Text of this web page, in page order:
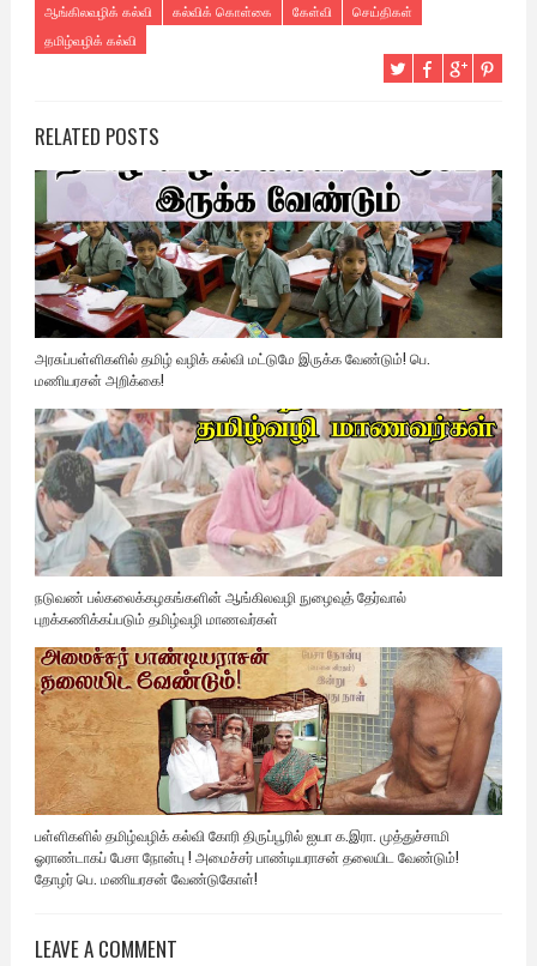
ஆங்கிலவழிக் கல்வி கல்விக் கொள்கை கேள்வி
செய்திகள்
தமிழ்வழிக் கல்வி
RELATED POSTS
அரசுப்பள்ளிகளில் தமிழ் வழிக் கல்வி மட்டுமே இருக்க வேண்டும்! பெ.
மணியரசன் அறிக்கை!
நடுவண் பல்கலைக்கழகங்களின் ஆங்கிலவழி நுழைவுத் தேர்வால்
புறக்கணிக்கப்படும் தமிழ்வழி மாணவர்கள்
பள்ளிகளில் தமிழ்வழிக் கல்வி கோரி திருப்பூரில் ஐயா க.இரா. முத்துச்சாமி
ஓராண்டாகப் பேசா நோன்பு ! அமைச்சர் பாண்டியராசன் தலையிட வேண்டும்!
தோழர் பெ. மணியரசன் வேண்டுகோள்!
LEAVE A COMMENT